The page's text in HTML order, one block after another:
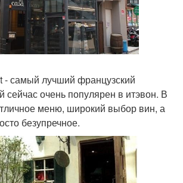
- самый лучший французский
сейчас очень популярен в итэвон. В
меню, широкий выбор вин, а
безупречное.